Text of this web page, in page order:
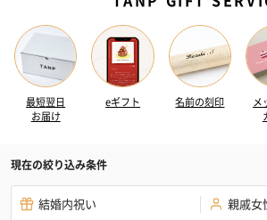
最短翌日
お届け
eギフト 名前の刻印
メ
現在の絞り込み条件
結婚内祝い 親戚女